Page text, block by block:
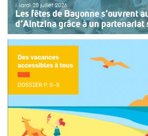
Mardi 28 juillet 2026
Les fêtes de Bayonne s’ouvrent
d’Aintzina grâce à un partenariat
Une organisation collective au
Depuis sept ans, l’association ouvre
fêtes de Bayonne à une structure
enfants ou des adolescents en
ou de fragilité. Cette année, le choix
>>Lire la suite